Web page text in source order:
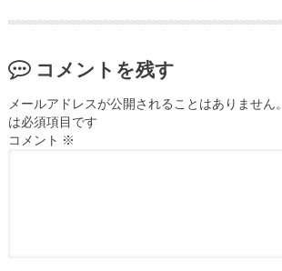
コメントを残す
メールアドレスが公開されることはありません。
は必須項目です
コメント ※